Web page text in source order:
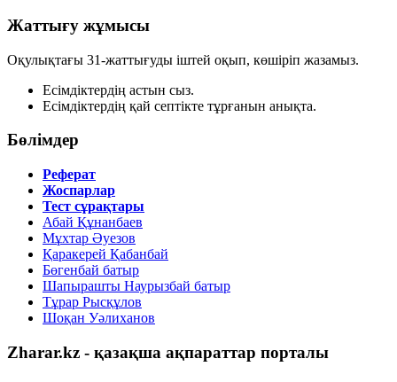
Жаттығу жұмысы
Оқулықтағы 31-жаттығуды іштей оқып, көшіріп жазамыз.
Есімдіктердің астын сыз.
Есімдіктердің қай септікте тұрғанын анықта.
Бөлімдер
Реферат
Жоспарлар
Тест сұрақтары
Абай Құнанбаев
Мұхтар Әуезов
Қаракерей Қабанбай
Бөгенбай батыр
Шапырашты Наурызбай батыр
Тұрар Рысқұлов
Шоқан Уәлиханов
Zharar.kz - қазақша ақпараттар порталы